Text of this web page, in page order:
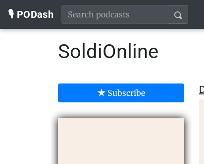
🎙️ PODash
SoldiOnline
Subscribe